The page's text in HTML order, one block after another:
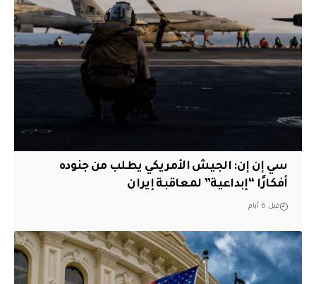
سي إن إن: الجيش الأمريكي يطلب من جنوده
أفكارًا “إبداعية” لمعاقبة إيران
قبل 6 أيام